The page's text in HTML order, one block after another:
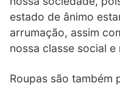
estado de ânimo
arrumação, assim
nossa classe social
Roupas são também